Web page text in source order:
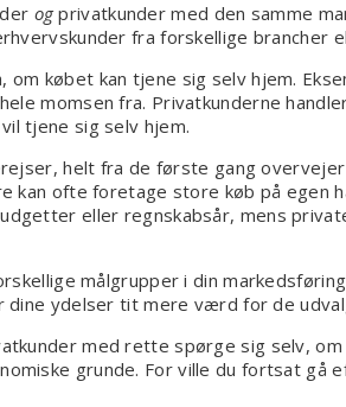
ogprivatkunder med den samme
fra forskellige brancher
købet kan tjene sig selv hjem.
momsen fra. Privatkunderne
tjene sig selv hjem.
helt fra de første gang
kan ofte foretage store køb på egen
eller regnskabsår, mens
målgrupper i din
dine ydelser tit mere værd for de
med rette spørge sig selv,
grunde. For ville du fortsat